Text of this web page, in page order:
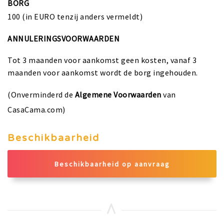
BORG
100 (in EURO tenzij anders vermeldt)
ANNULERINGSVOORWAARDEN
Tot 3 maanden voor aankomst geen kosten, vanaf 3
maanden voor aankomst wordt de borg ingehouden.
(Onverminderd de Algemene Voorwaarden van
CasaCama.com)
Beschikbaarheid
Beschikbaarheid op aanvraag